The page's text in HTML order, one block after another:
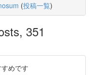
(投稿一覧)
351
めです